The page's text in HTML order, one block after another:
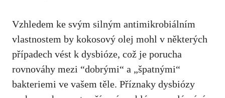
Vzhledem ke svým silným antimikrobiálním
vlastnostem by ​kokosový olej mohl v některých⁢
případech vést k dysbióze, což je porucha
⁣rovnováhy mezi ‍“dobrými“ a „špatnými“
bakteriemi ve vašem těle. ​Příznaky dysbiózy